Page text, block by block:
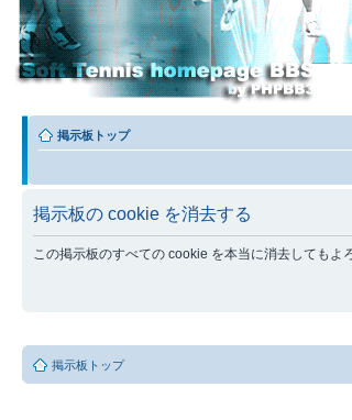
掲示板トップ
掲示板の cookie を消去する
この掲示板のすべての cookie を本当に消去してもよ
掲示板トップ